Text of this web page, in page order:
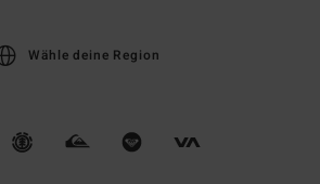
Wähle deine Region